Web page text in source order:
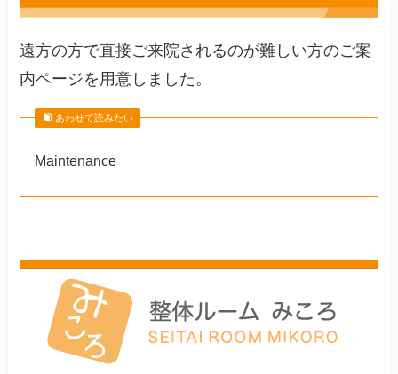
遠方の方で直接ご来院されるのが難しい方のご案
内ページを用意しました。
あわせて読みたい
Maintenance